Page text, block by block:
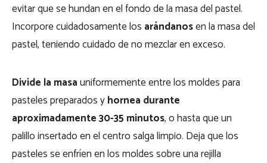
evitar que se hundan en el fondo de la masa del pastel.
Incorpore cuidadosamente los arándanosen la masa del
pastel, teniendo cuidado de no mezclar en exceso.
Divide la masauniformemente entre los moldes para
pasteles preparados yhornea durante
aproximadamente 30-35 minutos, o hasta que un
palillo insertado en el centro salga limpio. Deja que los
pasteles se enfríen en los moldes sobre una rejilla